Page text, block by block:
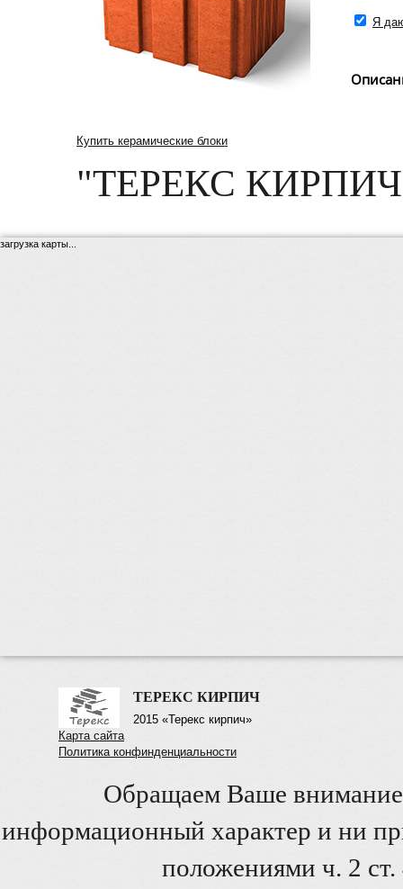
Купить керамические блоки
Я
"ТЕРЕКС
загрузка карты...
ТЕРЕКС КИРПИЧ
2015 «Терекс кирпич»
Карта сайта
Политика конфинденциальности
Обращаем Ваше внимание
информационный характер и ни
положениями ч. 2